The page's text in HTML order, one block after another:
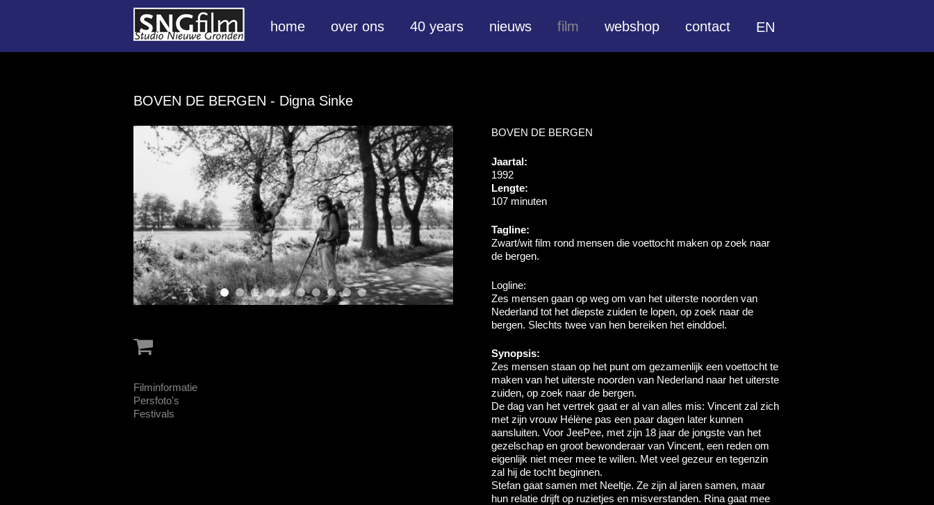
home over ons 40 years nieuws film webshop contact EN
BOVEN DE BERGEN - Digna Sinke
Filminformatie
Persfoto's
Festivals
BOVEN DE BERGEN
Jaartal:
1992
Lengte:
107 minuten
Tagline:
Zwart/wit film rond mensen die voettocht maken op zoek naar
de bergen.
Logline:
Zes mensen gaan op weg om van het uiterste noorden van
Nederland tot het diepste zuiden te lopen, op zoek naar de
bergen. Slechts twee van hen bereiken het einddoel.
Synopsis:
Zes mensen staan op het punt om gezamenlijk een voettocht te
maken van het uiterste noorden van Nederland naar het uiterste
zuiden, op zoek naar de bergen.
De dag van het vertrek gaat er al van alles mis: Vincent zal zich
met zijn vrouw Hélène pas een paar dagen later kunnen
aansluiten. Voor JeePee, met zijn 18 jaar de jongste van het
gezelschap en groot bewonderaar van Vincent, een reden om
eigenlijk niet meer mee te willen. Met veel gezeur en tegenzin
zal hij de tocht beginnen.
Stefan gaat samen met Neeltje. Ze zijn al jaren samen, maar
hun relatie drijft op ruzietjes en misverstanden. Rina gaat mee